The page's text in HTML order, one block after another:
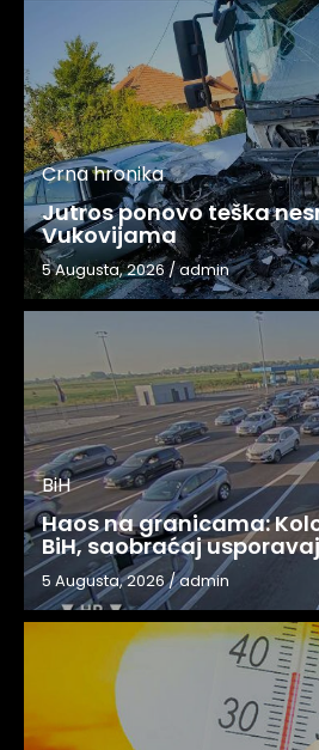
Crna hronika
Jutros ponovo teška
Vukovijama
5 Augusta, 2026/admin
BiH
Haos na granicama:
BiH, saobraćaj
5 Augusta, 2026/admin